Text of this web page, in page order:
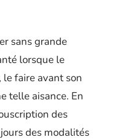
sans grande
lorsque le
le faire avant son
telle aisance. En
des
des modalités